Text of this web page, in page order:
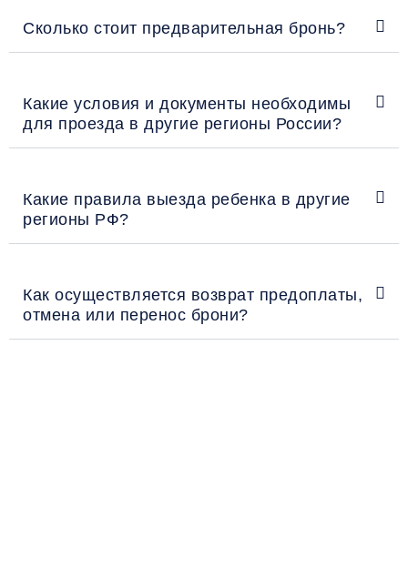
Сколько стоит предварительная бронь?
Какие условия и документы необходимы
для проезда в другие регионы России?
Какие правила выезда ребенка в другие
регионы РФ?
Как осуществляется возврат предоплаты,
отмена или перенос брони?